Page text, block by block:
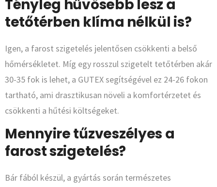
Tényleg hűvösebb lesz a
tetőtérben klíma nélkül is?
Igen, a farost szigetelés jelentősen csökkenti a belső
hőmérsékletet. Míg egy rosszul szigetelt tetőtérben akár
30-35 fok is lehet, a GUTEX segítségével ez 24-26 fokon
tartható, ami drasztikusan növeli a komfortérzetet és
csökkenti a hűtési költségeket.
Mennyire tűzveszélyes a
farost szigetelés?
Bár fából készül, a gyártás során természetes